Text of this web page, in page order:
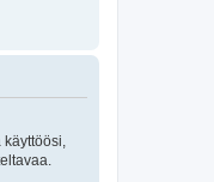
käyttöösi,